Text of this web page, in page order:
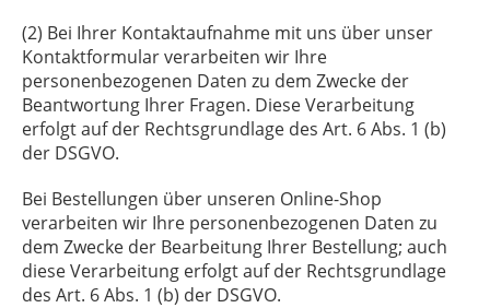
(2) Bei Ihrer Kontaktaufnahme mit uns über unser
Kontaktformular verarbeiten wir Ihre
personenbezogenen Daten zu dem Zwecke der
Beantwortung Ihrer Fragen. Diese Verarbeitung
erfolgt auf der Rechtsgrundlage des Art. 6 Abs. 1 (b)
der DSGVO.
Bei Bestellungen über unseren Online-Shop
verarbeiten wir Ihre personenbezogenen Daten zu
dem Zwecke der Bearbeitung Ihrer Bestellung; auch
diese Verarbeitung erfolgt auf der Rechtsgrundlage
des Art. 6 Abs. 1 (b) der DSGVO.